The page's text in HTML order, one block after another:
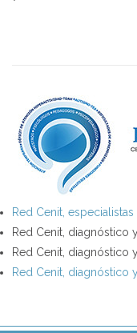
Red Cenit,
Red Cenit, diagnóstico
Red Cenit, diagnóstico
Red Cenit, diagnóstico